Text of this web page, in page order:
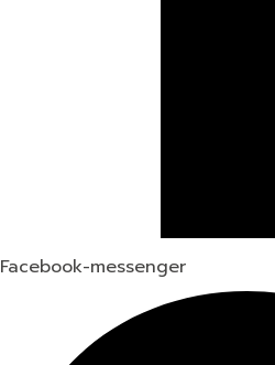
Facebook-messenger